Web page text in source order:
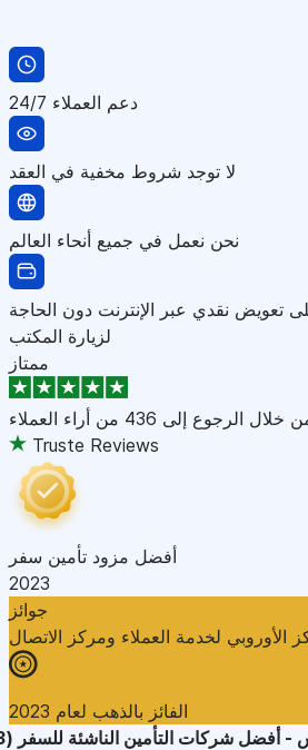
دعم العملاء 24/7
لا توجد شروط مخفية في العقد
نحن نعمل في جميع أنحاء العالم
تعويض نقدي عبر الإنترنت دون الحاجة
لزيارة المكتب
ممتاز
خلال الرجوع إلى 436 من أراء العملاء
Truste Reviews
أفضل مزود تأمين سفر
2023
جوائز
الأوروبي لخدمة العملاء ومركز الاتصال
الفائز بالذهب لعام 2023
أفضل شركات التأمين الناشئة للسفر (2023)